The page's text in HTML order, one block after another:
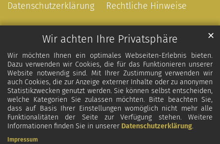
Wir achten Ihre Privatsphäre
Wir möchten Ihnen ein optimales Webseiten-Erlebnis bieten.
Dazu verwenden wir Cookies, die für das Funktionieren unserer
Website notwendig sind. Mit Ihrer Zustimmung verwenden wir
auch Cookies, die zur Anzeige externer Inhalte oder zu anonymen
Statistikzwecken genutzt werden. Sie können selbst entscheiden,
welche Kategorien Sie zulassen möchten. Bitte beachten Sie,
dass auf Basis Ihrer Einstellungen womöglich nicht mehr alle
Funktionalitäten der Seite zur Verfügung stehen. Weitere
Informationen finden Sie in unserer Datenschutzerklärung.
✕
Impressum
Datenschutzerklärung
Rechtliche Hinweise